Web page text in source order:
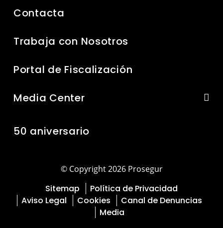
Contacta
Trabaja con Nosotros
Portal de Fiscalización
Media Center
50 aniversario
© Copyright 2026 Prosegur
Sitemap
Política de Privacidad
Aviso Legal
Cookies
Canal de Denuncias
Media